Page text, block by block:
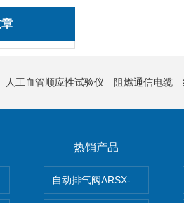
人工血管顺应性试验仪 阻燃通信电缆
热销产品
自动排气阀ARSX-0015/